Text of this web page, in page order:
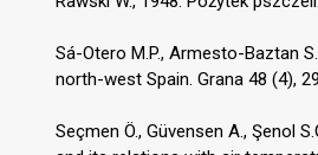
Sá-Otero M.P., Armesto-Baztan
north-west Spain. Grana 48 (4),
Seçmen Ö., Güvensen A., Şenol